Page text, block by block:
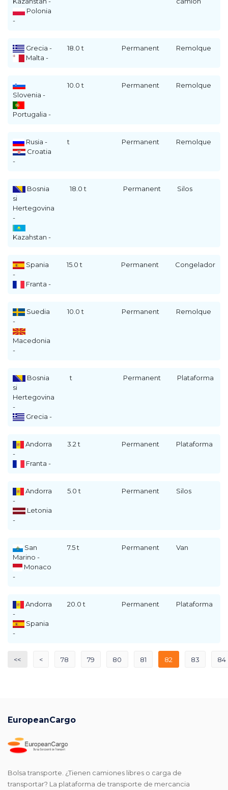
Polonia
-
Grecia -
Malta -
18.0 t Permanent Remolque
Slovenia -
Portugalia -
10.0 t Permanent Remolque
Rusia -
Croatia
-
t Permanent Remolque
Bosnia
si
Hertegovina
-
Kazahstan -
18.0 t Permanent Silos
Spania
-
Franta -
15.0 t Permanent Congelador
Suedia
-
Macedonia
-
10.0 t Permanent Remolque
Bosnia
si
Hertegovina
-
Grecia -
t Permanent Plataforma
Andorra
-
Franta -
3.2 t Permanent Plataforma
Andorra
-
Letonia
-
5.0 t Permanent Silos
San
Marino -
Monaco
-
7.5 t Permanent Van
Andorra
-
Spania
-
20.0 t Permanent Plataforma
<< < 78 79 80 81 82 83 84
EuropeanCargo
Bolsa transporte. ¿Tienen camiones libres o carga de
transportar? La plataforma de transporte de mercancia